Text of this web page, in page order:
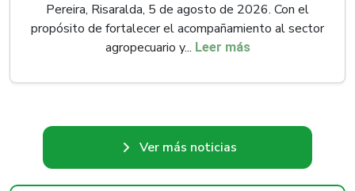
Pereira, Risaralda, 5 de agosto de 2026. Con el
propósito de fortalecer el acompañamiento al sector
agropecuario y... Leer más
Ver más noticias